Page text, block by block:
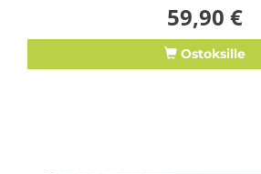
59,90 €
Ostoksille